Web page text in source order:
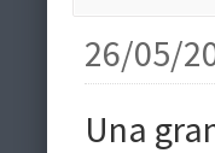
26/05/
Una